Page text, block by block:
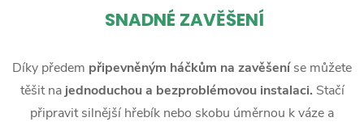
SNADNÉ ZAVĚŠENÍ
Díky předem připevněným háčkům na zavěšeníse můžete
těšit na jednoduchou a bezproblémovou instalaci. Stačí
připravit silnější hřebík nebo skobu úměrnou k váze a